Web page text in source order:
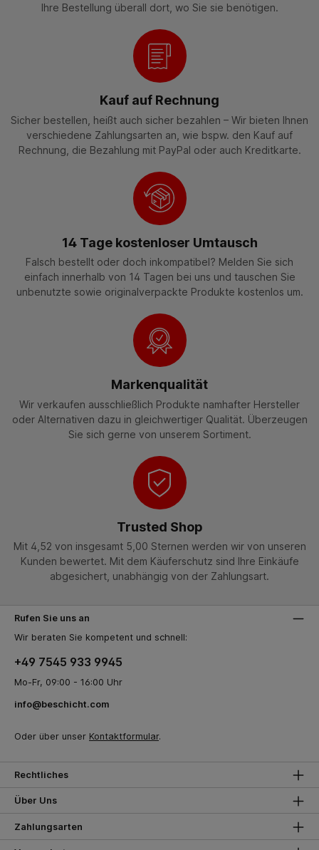
Ihre Bestellung überall dort, wo Sie sie benötigen.
Kauf auf Rechnung
Sicher bestellen, heißt auch sicher bezahlen – Wir bieten Ihnen
verschiedene Zahlungsarten an, wie bspw. den Kauf auf
Rechnung, die Bezahlung mit PayPal oder auch Kreditkarte.
14 Tage kostenloser Umtausch
Falsch bestellt oder doch inkompatibel? Melden Sie sich
einfach innerhalb von 14 Tagen bei uns und tauschen Sie
unbenutzte sowie originalverpackte Produkte kostenlos um.
Markenqualität
Wir verkaufen ausschließlich Produkte namhafter Hersteller
oder Alternativen dazu in gleichwertiger Qualität. Überzeugen
Sie sich gerne von unserem Sortiment.
Trusted Shop
Mit 4,52 von insgesamt 5,00 Sternen werden wir von unseren
Kunden bewertet. Mit dem Käuferschutz sind Ihre Einkäufe
abgesichert, unabhängig von der Zahlungsart.
Rufen Sie uns an
Wir beraten Sie kompetent und schnell:
+49 7545 933 9945
Mo-Fr, 09:00 - 16:00 Uhr
info@beschicht.com
Oder über unser Kontaktformular.
Rechtliches
Über Uns
Zahlungsarten